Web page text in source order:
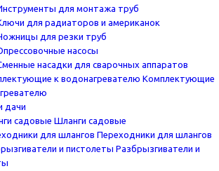
для монтажа труб
для радиаторов и американок
для резки труб
насосы
насадки для сварочных аппаратов
Комплектующие
дачи
Шланги садовые
Переходники для шлангов
Разбрызгиватели и